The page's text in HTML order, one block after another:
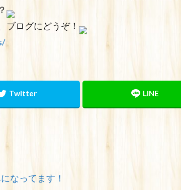
ブログにどうぞ！
なってます！